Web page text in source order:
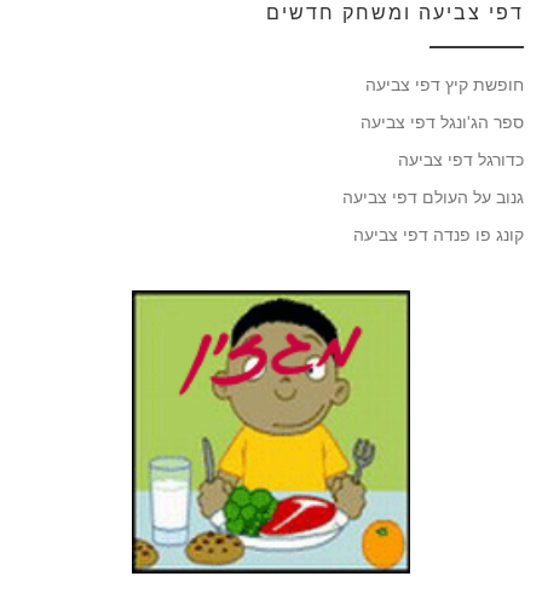
דפי צביעה ומשחק חדשים
חופשת קיץ דפי צביעה
ספר הג'ונגל דפי צביעה
כדורגל דפי צביעה
גנוב על העולם דפי צביעה
קונג פו פנדה דפי צביעה